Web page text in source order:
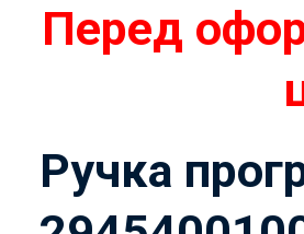
Перед
Ручка